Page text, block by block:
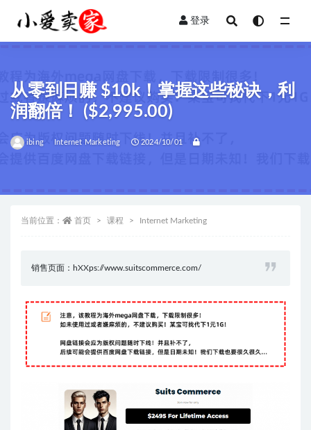
登录
从零到日赚 $10k！掌握这些秘诀，利
润翻倍！ ($2,995.00)
ibing Internet Marketing 2024/10/01
当前位置： 首页 课程 Internet Marketing
销售页面：hXXps://www.suitscommerce.com/